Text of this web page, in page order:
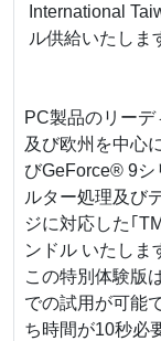
International
ル供給いたしま
PC製品のリー
及び欧州を中心
びGeForce® 9シ
ルター処理及び
ジに対応した｢
ンドル いたしま
この特別体験版
での試用が可能
ち時間が10秒必